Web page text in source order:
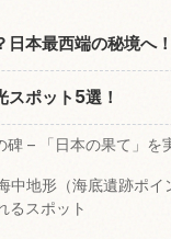
与那国島の体験を探す ↗
日本最西端の秘境へ！
スポット5選！
碑 – 「日本の果て」を
中地形（海底遺跡ポイ
るスポット